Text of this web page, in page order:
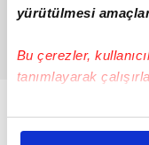
yürütülmesi
Bu çerezler,
tanımlayarak
Bu çerezlere izin